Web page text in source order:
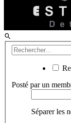
Posté par un
Séparer les